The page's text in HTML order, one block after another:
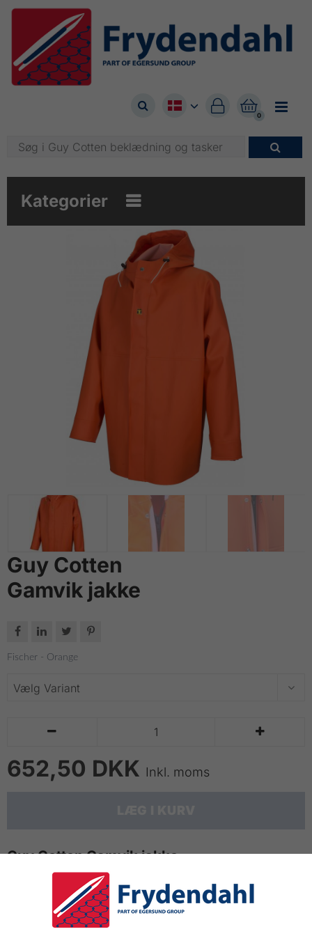


0


Kategorier 
Guy Cotten
Gamvik jakke
   
Fischer - Orange
 
652,50 DKK Inkl. moms
Guy Cotten Gamvik jakke
Slidstærk - Let og behagelig at have på
Vandtæt med højfrekvente svejsede sømme
Hætten er meget fleksibel, og følger dit hoved tæt